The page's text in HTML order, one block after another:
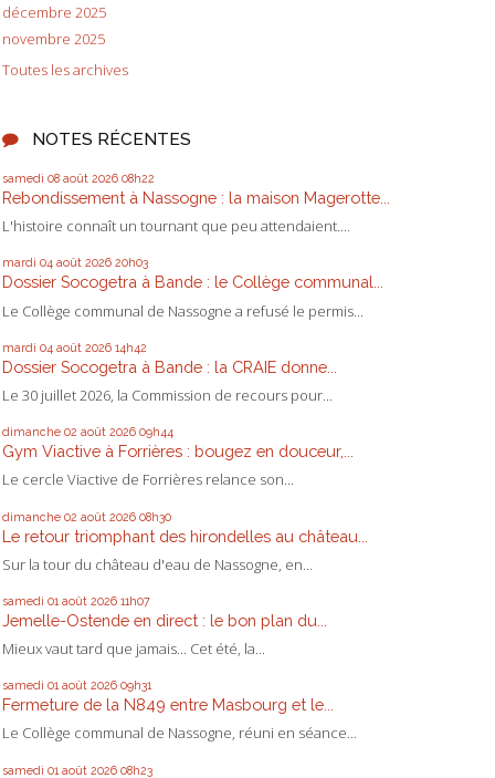
décembre 2025
novembre 2025
Toutes les archives
NOTES RÉCENTES
samedi 08 août 2026 08h22
Rebondissement à Nassogne : la maison Magerotte...
L'histoire connaît un tournant que peu attendaient....
mardi 04 août 2026 20h03
Dossier Socogetra à Bande : le Collège communal...
Le Collège communal de Nassogne a refusé le permis...
mardi 04 août 2026 14h42
Dossier Socogetra à Bande : la CRAIE donne...
Le 30 juillet 2026, la Commission de recours pour...
dimanche 02 août 2026 09h44
Gym Viactive à Forrières : bougez en douceur,...
Le cercle Viactive de Forrières relance son...
dimanche 02 août 2026 08h30
Le retour triomphant des hirondelles au château...
Sur la tour du château d'eau de Nassogne, en...
samedi 01 août 2026 11h07
Jemelle-Ostende en direct : le bon plan du...
Mieux vaut tard que jamais... Cet été, la...
samedi 01 août 2026 09h31
Fermeture de la N849 entre Masbourg et le...
Le Collège communal de Nassogne, réuni en séance...
samedi 01 août 2026 08h23